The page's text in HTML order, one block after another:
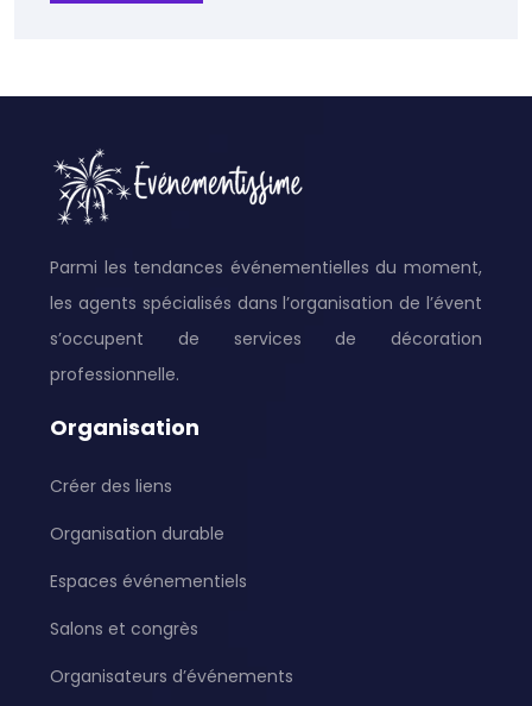
Parmi les tendances événementielles du moment,
les agents spécialisés dans l’organisation de l’évent
s’occupent de services de décoration
professionnelle.
Organisation
Créer des liens
Organisation durable
Espaces événementiels
Salons et congrès
Organisateurs d’événements